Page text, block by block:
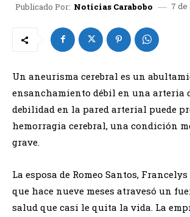
Publicado Por: Noticias Carabobo 7 de
Un aneurisma cerebral es un
ensanchamiento débil en una arteria
debilidad en la pared arterial puede
hemorragia cerebral, una condición
grave.
La esposa de Romeo Santos,
que hace nueve meses atravesó un
salud que casi le quita la vida. La